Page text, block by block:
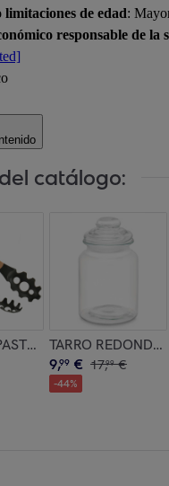
limitaciones de edad:
responsable de la
catálogo:
SURT COLOR
TARRO REDONDO
9,99 € 17,99 €
-44%